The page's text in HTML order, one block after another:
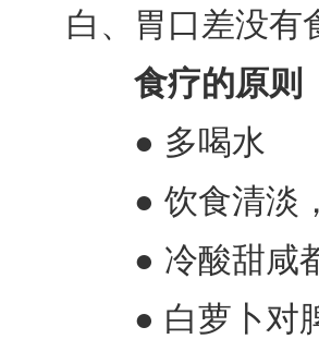
白、胃口差没
食疗的原则
● 多喝水
● 饮食清淡
● 冷酸甜咸都
● 白萝卜对脾